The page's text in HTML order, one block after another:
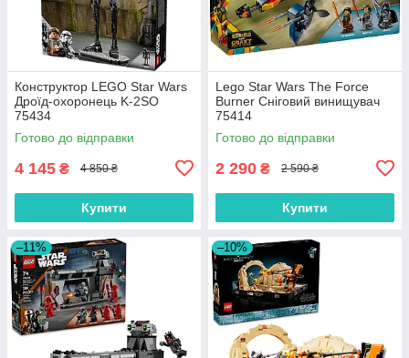
Конструктор LEGO Star Wars
Дроїд-охоронець K-2SO
75434
Готово до відправки
4 145 ₴ 4 850 ₴
Купити
Lego Star Wars The Force
Burner Сніговий винищувач
75414
Готово до відправки
2 290 ₴ 2 590 ₴
Купити
–11% –10%